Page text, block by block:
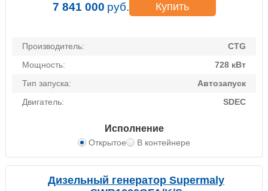
Производитель:
CTG
Мощность:
728 кВт
Тип запуска:
Автозапуск
Двигатель:
SDEC
Исполнение
Открытое В контейнере
7 841 000 руб. Купить
Дизельный генератор Supermaly